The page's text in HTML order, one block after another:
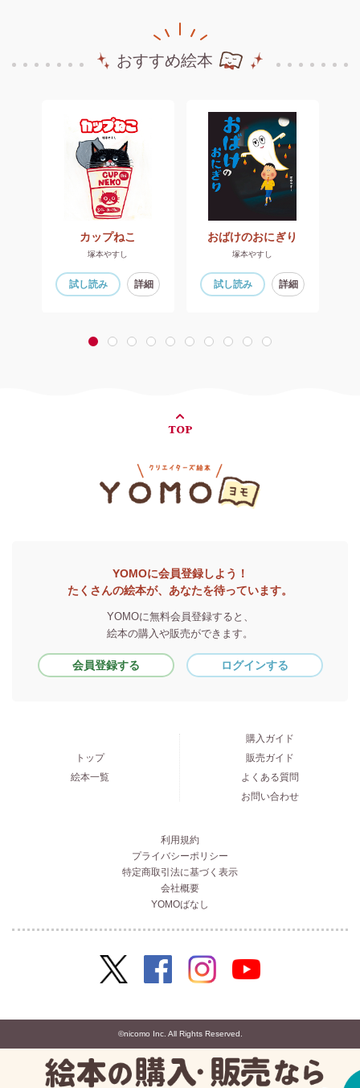
おすすめ絵本
カップねこ
塚本やすし
試し読み 詳細
おばけのおにぎり
塚本やすし
試し読み 詳細
1 2 3 4 5 6 7 8 9 10
TOP
YOMOに会員登録しよう！
たくさんの絵本が、あなたを待っています。
YOMOに無料会員登録すると、
絵本の購入や販売ができます。
会員登録する ログインする
トップ
絵本一覧
購入ガイド
販売ガイド
よくある質問
お問い合わせ
利用規約
プライバシーポリシー
特定商取引法に基づく表示
会社概要
YOMOばなし
©nicomo Inc. All Rights Reserved.